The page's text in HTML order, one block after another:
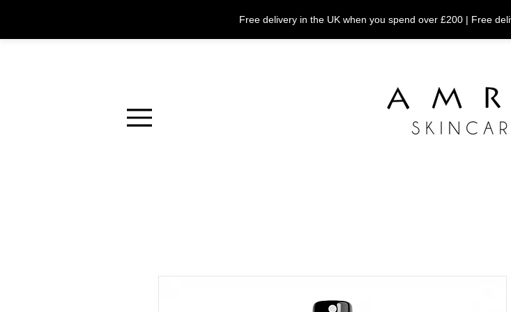
Free delivery in the UK when you spend over £200 | Free